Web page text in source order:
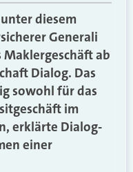
diesem
Generali
Maklergeschäft ab
Dialog. Das
sowohl für das
im
erklärte Dialog-
einer